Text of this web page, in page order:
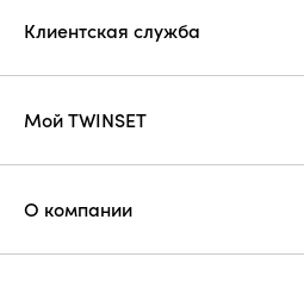
Клиентская служба
Мой TWINSET
О компании